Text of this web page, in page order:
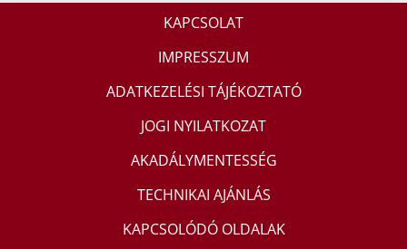
KAPCSOLAT
IMPRESSZUM
ADATKEZELÉSI TÁJÉKOZTATÓ
JOGI NYILATKOZAT
AKADÁLYMENTESSÉG
TECHNIKAI AJÁNLÁS
KAPCSOLÓDÓ OLDALAK